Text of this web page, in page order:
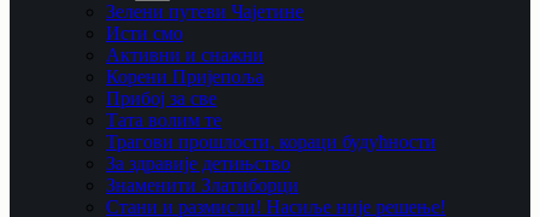
Зелени путеви Чајетине
Исти смо
Активни и снажни
Корени Пријепоља
Прибој за све
Тата волим те
Трагови прошлости, кораци будућности
За здравије детињство
Знаменити Златиборци
Стани и размисли! Насиље није решење!